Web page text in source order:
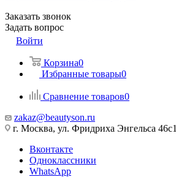
Заказать звонок
Задать вопрос
Войти
Корзина0
Избранные товары0
Сравнение товаров0
zakaz@beautyson.ru
г. Москва, ул. Фридриха Энгельса 46с1
Вконтакте
Одноклассники
WhatsApp